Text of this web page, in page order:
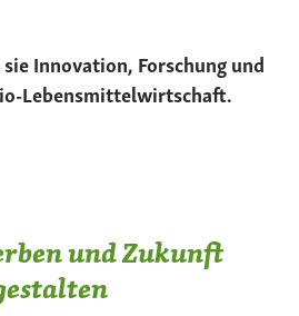
Innovation, Forschung und
Lebensmittelwirtschaft.
und Zukunft